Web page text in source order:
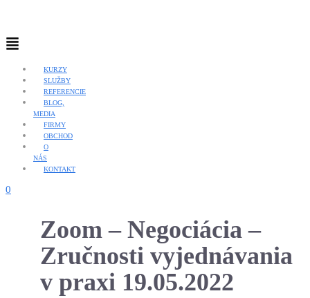
Menu
KURZY
SLUŽBY
REFERENCIE
BLOG,
MEDIA
FIRMY
OBCHOD
O
NÁS
KONTAKT
0
Zoom – Negociácia –
Zručnosti vyjednávania
v praxi 19.05.2022